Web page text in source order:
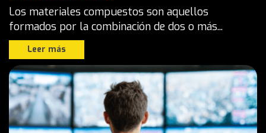
Los materiales compuestos son aquellos
formados por la combinación de dos o más...
Leer más